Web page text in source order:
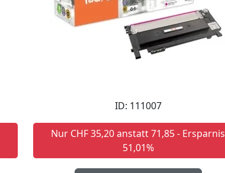
ID: 111007
Nur CHF 35,20 anstatt 71,85 - Ersparnis
51,01%